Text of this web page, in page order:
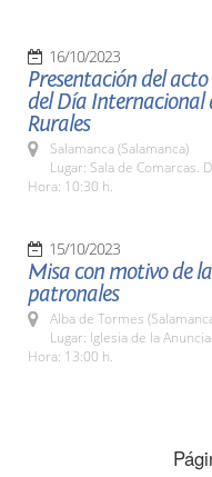
16/10/2023
Presentación del
del Día Internacional
Rurales
Salamanca (Salamanca)
Lugar: Sala de Comarcas.
Hora: 10:30 h.
15/10/2023
Misa con motivo de
patronales
Alba de Tormes
Lugar: Iglesia de la
Hora: 13:00 h.